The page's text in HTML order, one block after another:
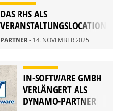
DAS RHS ALS
VERANSTALTUNGSLOCATION
PARTNER- 14. NOVEMBER 2025
IN-SOFTWARE GMBH
VERLÄNGERT ALS
DYNAMO-PARTNER